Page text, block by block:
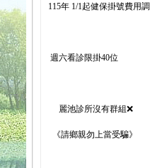
115年 1/1起健保掛號費用
週六看診限掛40位
麗池診所沒有群組❌
《請鄉親勿上當受騙》